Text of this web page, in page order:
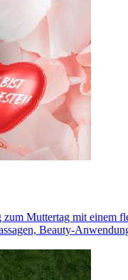
Muttertag mit einem
Beauty-